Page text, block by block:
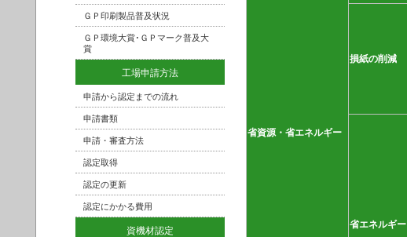
ＧＰ印刷製品普及状況
ＧＰ環境大賞･ＧＰマーク普及大
賞
工場申請方法
申請から認定までの流れ
申請書類
申請・審査方法
認定取得
認定の更新
認定にかかる費用
資機材認定
省資源・省エネルギー
損紙の削減
省エネルギー